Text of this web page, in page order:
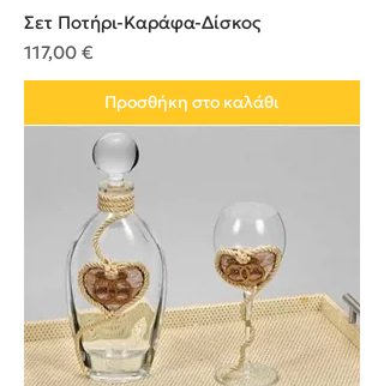
Σετ Ποτήρι-Καράφα-Δίσκος
Τιμή
117,00 €
Προσθήκη στο καλάθι